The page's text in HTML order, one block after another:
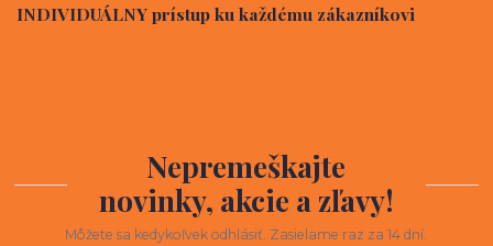
INDIVIDUÁLNY prístup ku každému zákazníkovi
Nepremeškajte
novinky, akcie a zľavy!
Môžete sa kedykoľvek odhlásiť. Zasielame raz za 14 dní.